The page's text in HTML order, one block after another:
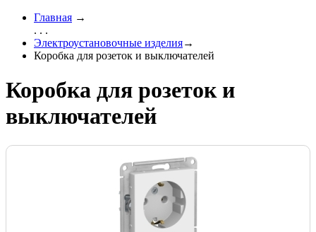
Главная →
. . .
Электроустановочные изделия→
Коробка для розеток и выключателей
Коробка для розеток и
выключателей